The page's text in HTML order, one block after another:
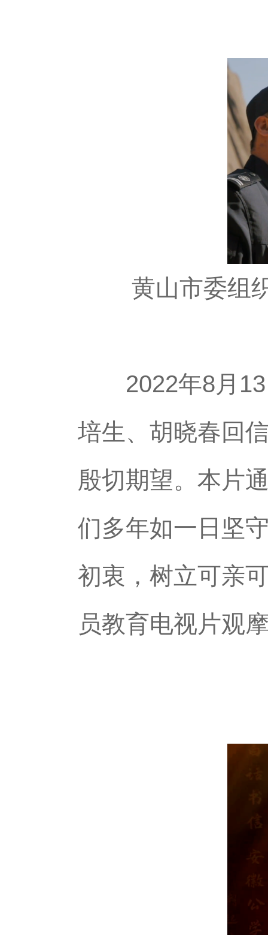
黄山市委组
2022年8月13
培生、胡晓春回
殷切期望。本片
们多年如一日坚
初衷，树立可亲
员教育电视片观